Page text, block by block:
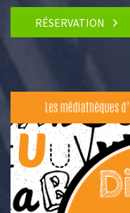
RÉSERVATION